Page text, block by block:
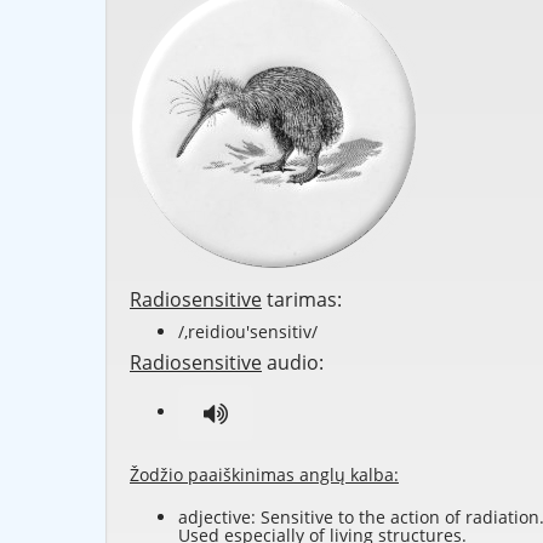
Radiosensitivetarimas:
/,reidiou'sensitiv/
Radiosensitiveaudio:
Žodžio paaiškinimas anglų kalba:
adjective: Sensitive to the action of radiation.
Used especially of living structures.